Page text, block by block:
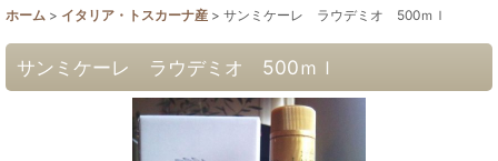
ホーム > イタリア・トスカーナ産 > サンミケーレ ラウデミオ 500ｍｌ
サンミケーレ ラウデミオ 500ｍｌ